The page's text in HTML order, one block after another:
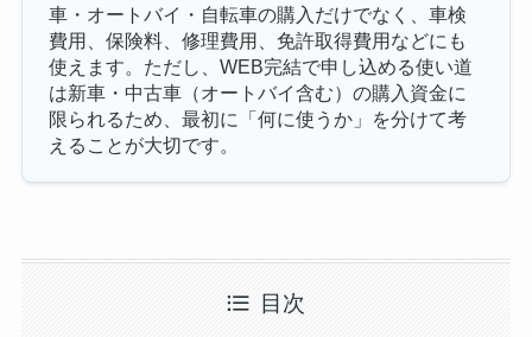
車・オートバイ・自転車の購入だけでなく、車検
費用、保険料、修理費用、免許取得費用などにも
使えます。ただし、WEB完結で申し込める使い道
は新車・中古車（オートバイ含む）の購入資金に
限られるため、最初に「何に使うか」を分けて考
えることが大切です。
目次